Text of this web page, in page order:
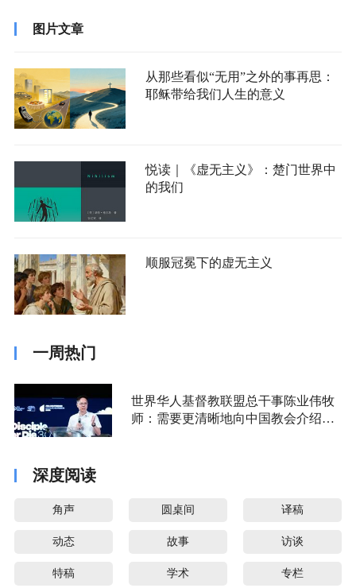
图片文章
从那些看似“无用”之外的事再思：
耶稣带给我们人生的意义
悦读｜《虚无主义》：楚门世界中
的我们
顺服冠冕下的虚无主义
一周热门
世界华人基督教联盟总干事陈业伟牧
师：需要更清晰地向中国教会介绍福
深度阅读
角声 圆桌间 译稿
动态 故事 访谈
特稿 学术 专栏